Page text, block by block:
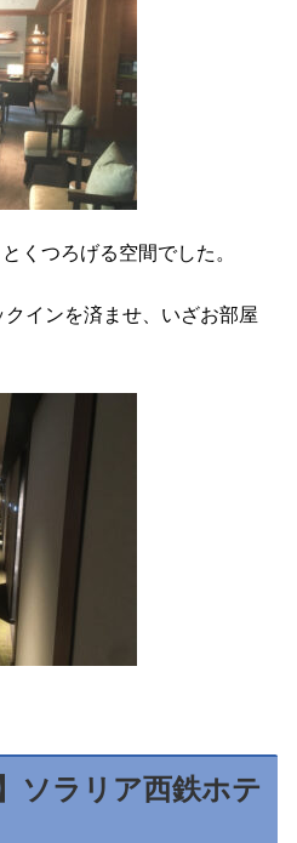
くつろげる空間でした。
インを済ませ、いざお部屋
ソラリア西鉄ホテ